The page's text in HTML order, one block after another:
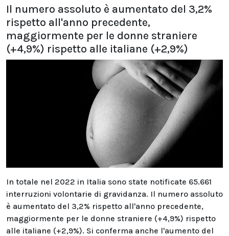
Il numero assoluto è aumentato del 3,2%
rispetto all'anno precedente,
maggiormente per le donne straniere
(+4,9%) rispetto alle italiane (+2,9%)
In totale nel 2022 in Italia sono state notificate 65.661
interruzioni volontarie di gravidanza. Il numero assoluto
è aumentato del 3,2% rispetto all'anno precedente,
maggiormente per le donne straniere (+4,9%) rispetto
alle italiane (+2,9%). Si conferma anche l'aumento del